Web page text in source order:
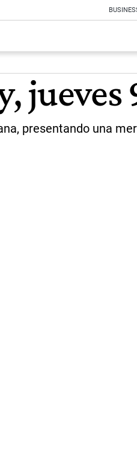
jueves
presentando una